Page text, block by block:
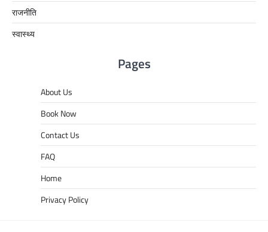
राजनीति
स्वास्थ्य
Pages
About Us
Book Now
Contact Us
FAQ
Home
Privacy Policy